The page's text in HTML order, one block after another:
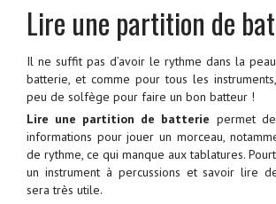
Lire une partition de
Il ne suffit pas d’avoir le rythme dans la
batterie, et comme pour tous les
peu de solfège pour faire un bon batteur !
Lire une partition de batterie permet
informations pour jouer un morceau,
de rythme, ce qui manque aux tablatures.
un instrument à percussions et savoir lire
sera très utile.